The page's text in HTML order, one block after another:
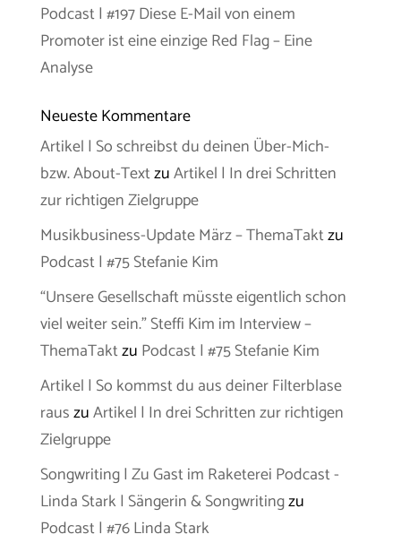
Podcast | #197 Diese E-Mail von einem
Promoter ist eine einzige Red Flag – Eine
Analyse
Neueste Kommentare
Artikel | So schreibst du deinen Über-Mich-
bzw. About-TextzuArtikel | In drei Schritten
zur richtigen Zielgruppe
Musikbusiness-Update März – ThemaTaktzu
Podcast | #75 Stefanie Kim
“Unsere Gesellschaft müsste eigentlich schon
viel weiter sein.” Steffi Kim im Interview –
ThemaTaktzu Podcast | #75 Stefanie Kim
Artikel | So kommst du aus deiner Filterblase
rauszuArtikel | In drei Schritten zur richtigen
Zielgruppe
Songwriting | Zu Gast im Raketerei Podcast -
Linda Stark | Sängerin & Songwritingzu
Podcast | #76 Linda Stark